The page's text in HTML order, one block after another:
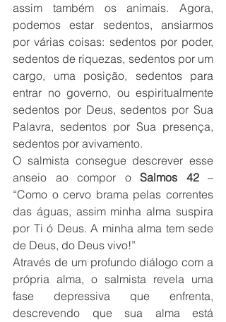
assim também os animais. Agora,
podemos estar sedentos, ansiarmos
por várias coisas: sedentos por poder,
sedentos de riquezas, sedentos por um
cargo, uma posição, sedentos para
entrar no governo, ou espiritualmente
sedentos por Deus, sedentos por Sua
Palavra, sedentos por Sua presença,
sedentos por avivamento.
O salmista consegue descrever esse
anseio ao compor o Salmos 42 –
“Como o cervo brama pelas correntes
das águas, assim minha alma suspira
por Ti ó Deus. A minha alma tem sede
de Deus, do Deus vivo!”
Através de um profundo diálogo com a
própria alma, o salmista revela uma
fase depressiva que enfrenta,
descrevendo que sua alma está